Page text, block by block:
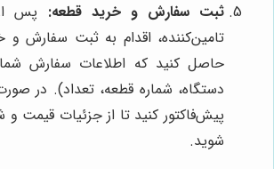
ثبت سفارش و خرید قطعه: پس
تامین‌کننده، اقدام به ثبت سفارش و
حاصل کنید که اطلاعات سفارش
دستگاه، شماره قطعه، تعداد). در
پیش‌فاکتور کنید تا از جزئیات قیمت
شوید.